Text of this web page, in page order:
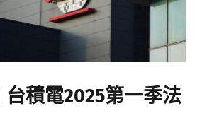
積電2025第一季法